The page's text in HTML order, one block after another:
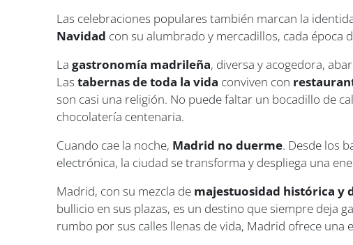
Las celebraciones populares también marcan la
Navidad con su alumbrado y mercadillos, cada época
Lagastronomía madrileña, diversa y acogedora,
Lastabernas de toda la vida conviven con
son casi una religión. No puede faltar un bocadillo de
chocolatería centenaria.
Cuando cae la noche, Madrid no duerme. Desde los
electrónica, la ciudad se transforma y despliega una
Madrid, con su mezcla de majestuosidad histórica y
bullicio en sus plazas, es un destino que siempre deja
rumbo por sus calles llenas de vida, Madrid ofrece una